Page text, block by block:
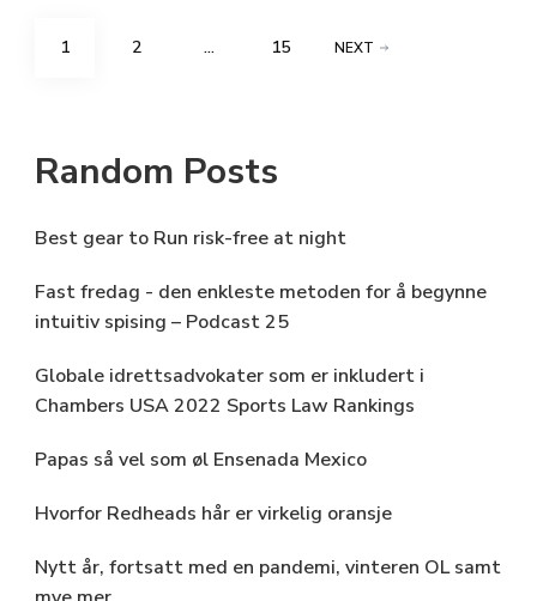
Posts
PAGE
1 PAGE
2 … PAGE
15 NEXT
Random Posts
Best gear to Run risk-free at night
Fast fredag ​​- den enkleste metoden for å begynne
intuitiv spising – Podcast 25
Globale idrettsadvokater som er inkludert i
Chambers USA 2022 Sports Law Rankings
Papas så vel som øl Ensenada Mexico
Hvorfor Redheads hår er virkelig oransje
Nytt år, fortsatt med en pandemi, vinteren OL samt